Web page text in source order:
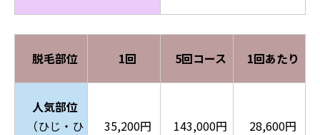
脱毛部位 1回 5回コース 1回あたり
人気部位
（ひじ・ひ
35,200円 143,000円 28,600円